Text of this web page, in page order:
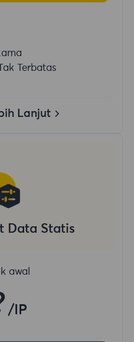
Terbatas
Lanjut
Data Statis
awal
/IP